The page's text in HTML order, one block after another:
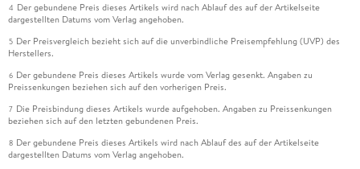
4 Der gebundene Preis dieses Artikels wird nach Ablauf des auf der Artikelseite
dargestellten Datums vom Verlag angehoben.
5 Der Preisvergleich bezieht sich auf die unverbindliche Preisempfehlung (UVP) des
Herstellers.
6 Der gebundene Preis dieses Artikels wurde vom Verlag gesenkt. Angaben zu
Preissenkungen beziehen sich auf den vorherigen Preis.
7 Die Preisbindung dieses Artikels wurde aufgehoben. Angaben zu Preissenkungen
beziehen sich auf den letzten gebundenen Preis.
8 Der gebundene Preis dieses Artikels wird nach Ablauf des auf der Artikelseite
dargestellten Datums vom Verlag angehoben.